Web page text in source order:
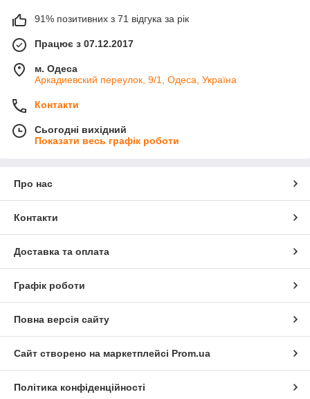
91% позитивних з 71 відгука за рік
Працює з 07.12.2017
м. Одеса
Аркадиевский переулок, 9/1, Одеса, Україна
Контакти
Сьогодні вихідний
Показати весь графік роботи
Про нас
Контакти
Доставка та оплата
Графік роботи
Повна версія сайту
Сайт створено на маркетплейсі Prom.ua
Політика конфіденційності